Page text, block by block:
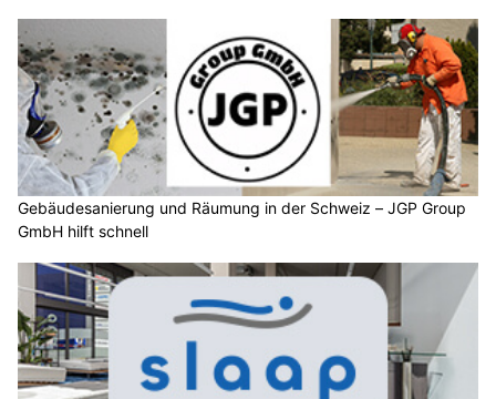
Gebäudesanierung und Räumung in der Schweiz – JGP Group
GmbH hilft schnell